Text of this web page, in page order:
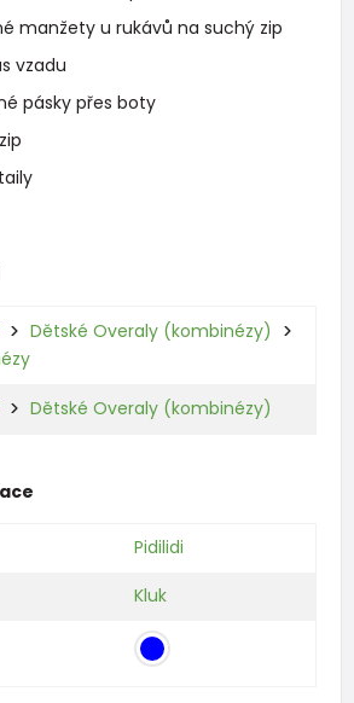
manžety u rukávů na suchý zip
vzadu
pásky přes boty
Dětské Overaly (kombinézy)
Dětské Overaly (kombinézy)
Pidilidi
Kluk